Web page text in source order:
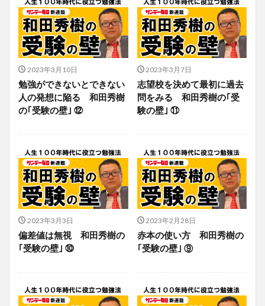
2023年3月10日
勉強ができないとできない
人の発想に陥る 和田秀樹
の｢受験の壁｣ ⑫
2023年3月7日
志望校を決めて最初に過去
問をみる 和田秀樹の｢受
験の壁｣ ⑪
2023年3月3日
偏差値は無視 和田秀樹の
｢受験の壁｣ ⑩
2023年2月28日
赤本の使い方 和田秀樹の
｢受験の壁｣ ⑨